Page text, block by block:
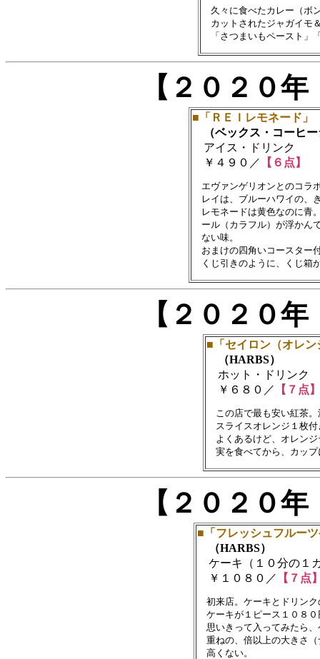
久々に食べたカレー（ボ
カットされたジャガイモ
【２０２０
■「ＲＥＩレモネード」
（ベックス・コーヒー
アイス・ドリンク
￥４９０／
【６点】
エヴァンゲリオンとのコラ
レイは、ブルーハワイの、
レモネードは黄色なのに青
ール（カラフル）が浮かん
ない味。
おまけの四角いコースター
【２０２０
■「セイロン（オレン
（HARBS）
ホット・ドリンク
￥６８０／ 【７点】
この店で最も安い紅茶
スライスオレンジ１枚付
よくあるけど、オレンジ
【２０２０
■「フレッシュフルー
（HARBS）
ケーキ（１０分の１
￥１０８０／ 【７点
初来店。ケーキとドリン
ケーキが１ピース１０８０
思いきって入ってみたら、
重ねの、倍以上の大きさ（
高くない。